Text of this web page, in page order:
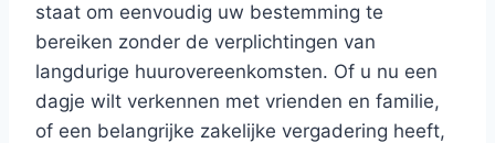
staat om eenvoudig uw bestemming te
bereiken zonder de verplichtingen van
langdurige huurovereenkomsten. Of u nu een
dagje wilt verkennen met vrienden en familie,
of een belangrijke zakelijke vergadering heeft,